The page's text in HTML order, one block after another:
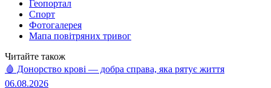
Геопортал
Спорт
Фотогалерея
Мапа повітряних тривог
Читайте також
🩸 Донорство крові — добра справа, яка рятує життя
06.08.2026